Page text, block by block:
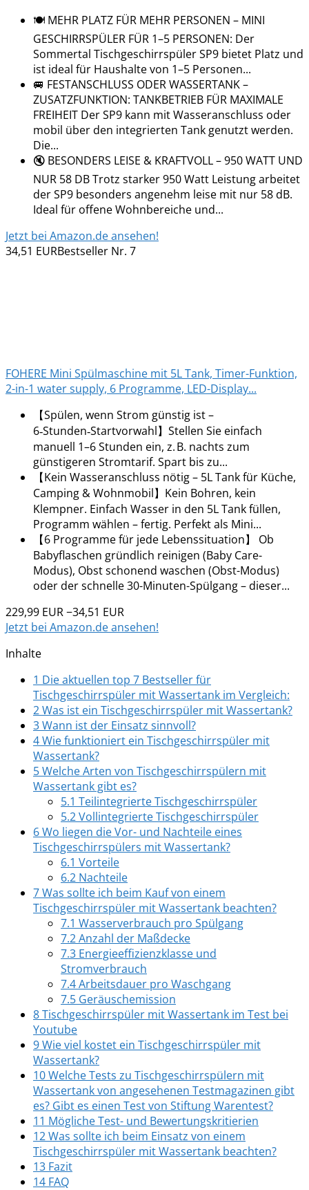
🍽️ MEHR PLATZ FÜR MEHR PERSONEN – MINI
GESCHIRRSPÜLER FÜR 1–5 PERSONEN: Der
Sommertal Tischgeschirrspüler SP9 bietet Platz und
ist ideal für Haushalte von 1–5 Personen...
🚐 FESTANSCHLUSS ODER WASSERTANK –
ZUSATZFUNKTION: TANKBETRIEB FÜR MAXIMALE
FREIHEIT Der SP9 kann mit Wasseranschluss oder
mobil über den integrierten Tank genutzt werden.
Die...
🔇 BESONDERS LEISE & KRAFTVOLL – 950 WATT UND
NUR 58 DB Trotz starker 950 Watt Leistung arbeitet
der SP9 besonders angenehm leise mit nur 58 dB.
Ideal für offene Wohnbereiche und...
Jetzt bei Amazon.de ansehen!
34,51 EURBestseller Nr. 7
FOHERE Mini Spülmaschine mit 5L Tank, Timer-Funktion,
2-in-1 water supply, 6 Programme, LED-Display...
【Spülen, wenn Strom günstig ist –
6‑Stunden‑Startvorwahl】Stellen Sie einfach
manuell 1–6 Stunden ein, z. B. nachts zum
günstigeren Stromtarif. Spart bis zu...
【Kein Wasseranschluss nötig – 5L Tank für Küche,
Camping & Wohnmobil】Kein Bohren, kein
Klempner. Einfach Wasser in den 5L Tank füllen,
Programm wählen – fertig. Perfekt als Mini...
【6 Programme für jede Lebenssituation】 Ob
Babyflaschen gründlich reinigen (Baby Care-
Modus), Obst schonend waschen (Obst-Modus)
oder der schnelle 30-Minuten-Spülgang – dieser...
229,99 EUR−34,51 EUR
Jetzt bei Amazon.de ansehen!
Inhalte
1 Die aktuellen top 7 Bestseller für
Tischgeschirrspüler mit Wassertank im Vergleich:
2Was ist ein Tischgeschirrspüler mit Wassertank?
3Wann ist der Einsatz sinnvoll?
4Wie funktioniert ein Tischgeschirrspüler mit
Wassertank?
5Welche Arten von Tischgeschirrspülern mit
Wassertank gibt es?
5.1 Teilintegrierte Tischgeschirrspüler
5.2Vollintegrierte Tischgeschirrspüler
6Wo liegen die Vor- und Nachteile eines
Tischgeschirrspülers mit Wassertank?
6.1 Vorteile
6.2 Nachteile
7Was sollte ich beim Kauf von einem
Tischgeschirrspüler mit Wassertank beachten?
7.1 Wasserverbrauch pro Spülgang
7.2Anzahl der Maßdecke
7.3 Energieeffizienzklasse und
Stromverbrauch
7.4Arbeitsdauer pro Waschgang
7.5 Geräuschemission
8Tischgeschirrspüler mit Wassertank im Test bei
Youtube
9Wie viel kostet ein Tischgeschirrspüler mit
Wassertank?
10Welche Tests zu Tischgeschirrspülern mit
Wassertank von angesehenen Testmagazinen gibt
es? Gibt es einen Test von Stiftung Warentest?
11 Mögliche Test- und Bewertungskritierien
12Was sollte ich beim Einsatz von einem
Tischgeschirrspüler mit Wassertank beachten?
13 Fazit
14 FAQ